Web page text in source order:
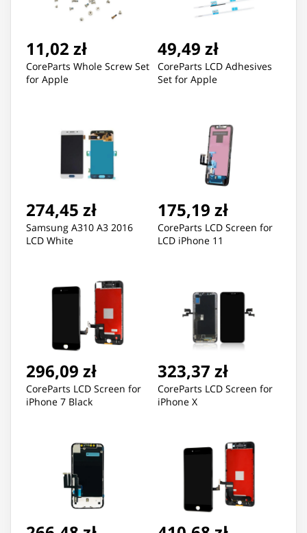
11,02 zł
CoreParts Whole Screw Set
for Apple
49,49 zł
CoreParts LCD Adhesives
Set for Apple
274,45 zł
Samsung A310 A3 2016
LCD White
175,19 zł
CoreParts LCD Screen for
LCD iPhone 11
296,09 zł
CoreParts LCD Screen for
iPhone 7 Black
323,37 zł
CoreParts LCD Screen for
iPhone X